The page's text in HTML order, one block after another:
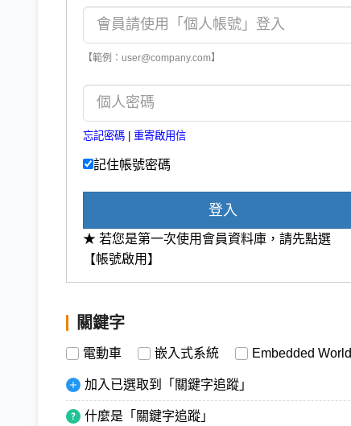
【範例：user@company.com】
忘記密碼 重寄啟用信
記住帳號密碼
登入
★ 若您是第一次使用會員資料庫，請先點選
【帳號啟用】
關鍵字
電動車 嵌入式系統 Embedded World
加入已選取到「關鍵字追蹤」
什麼是「關鍵字追蹤」